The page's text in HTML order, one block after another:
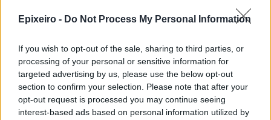
Epixeiro - Do Not Process My Personal Information
If you wish to opt-out of the sale, sharing to third parties, or
processing of your personal or sensitive information for
targeted advertising by us, please use the below opt-out
section to confirm your selection. Please note that after your
opt-out request is processed you may continue seeing
interest-based ads based on personal information utilized by
TP Greece: Πώς διαμορφώνεται το
μέλλον του Insurance στην εποχή του AI